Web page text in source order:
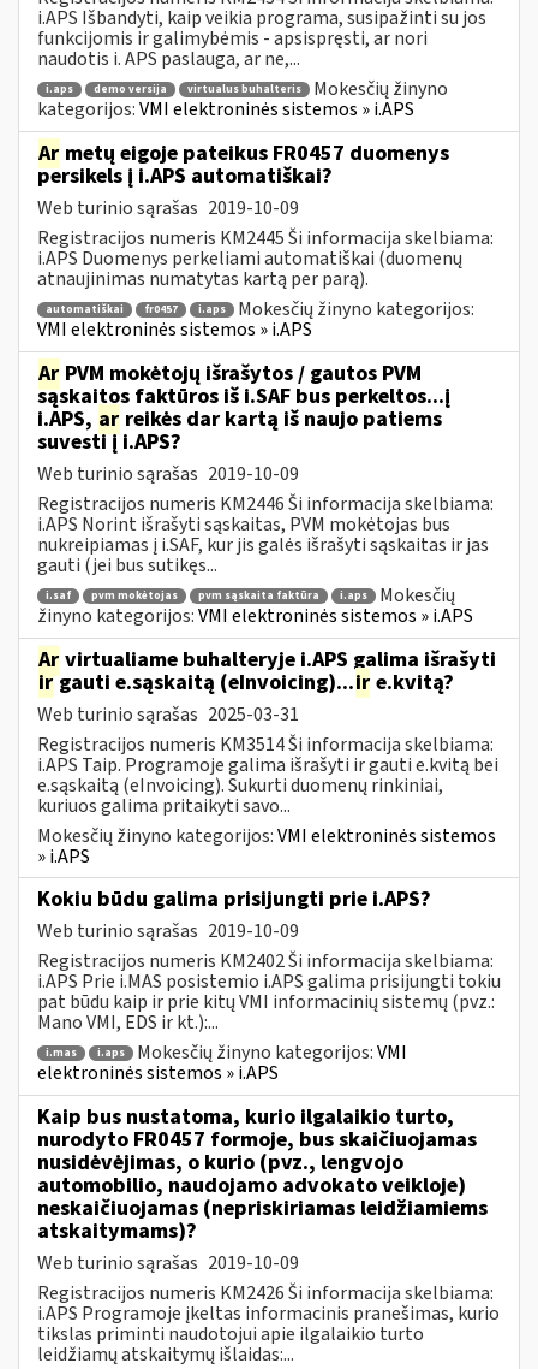
i.APS Išbandyti, kaip veikia programa, susipažinti su jos
funkcijomis ir galimybėmis - apsispręsti, ar nori
naudotis i. APS paslauga, ar ne,...
i.aps demo versija virtualus buhalteris
Mokesčių žinyno
kategorijos:VMI elektroninės sistemos » i.APS
Ar metų eigoje pateikus FR0457 duomenys
persikels į i.APS automatiškai?
Web turinio sąrašas 2019-10-09
Registracijos numeris KM2445 Ši informacija skelbiama:
i.APS Duomenys perkeliami automatiškai (duomenų
atnaujinimas numatytas kartą per parą).
automatiškai fr0457 i.aps
Mokesčių žinyno kategorijos:
VMI elektroninės sistemos » i.APS
Ar PVM mokėtojų išrašytos / gautos PVM
sąskaitos faktūros iš i.SAF bus perkeltos...į
i.APS, ar reikės dar kartą iš naujo patiems
suvesti į i.APS?
Web turinio sąrašas 2019-10-09
Registracijos numeris KM2446 Ši informacija skelbiama:
i.APS Norint išrašyti sąskaitas, PVM mokėtojas bus
nukreipiamas į i.SAF, kur jis galės išrašyti sąskaitas ir jas
gauti (jei bus sutikęs...
i.saf pvm mokėtojas pvm sąskaita faktūra i.aps
Mokesčių
žinyno kategorijos:VMI elektroninės sistemos » i.APS
Ar virtualiame buhalteryje i.APS galima išrašyti
irgauti e.sąskaitą (eInvoicing)...ir e.kvitą?
Web turinio sąrašas 2025-03-31
Registracijos numeris KM3514 Ši informacija skelbiama:
i.APS Taip. Programoje galima išrašyti ir gauti e.kvitą bei
e.sąskaitą (eInvoicing). Sukurti duomenų rinkiniai,
kuriuos galima pritaikyti savo...
Mokesčių žinyno kategorijos:VMI elektroninės sistemos
» i.APS
Kokiu būdu galima prisijungti prie i.APS?
Web turinio sąrašas 2019-10-09
Registracijos numeris KM2402 Ši informacija skelbiama:
i.APS Prie i.MAS posistemio i.APS galima prisijungti tokiu
pat būdu kaip ir prie kitų VMI informacinių sistemų (pvz.:
Mano VMI, EDS ir kt.):...
i.mas i.aps Mokesčių žinyno kategorijos:VMI
elektroninės sistemos » i.APS
Kaip bus nustatoma, kurio ilgalaikio turto,
nurodyto FR0457 formoje, bus skaičiuojamas
nusidėvėjimas, o kurio (pvz., lengvojo
automobilio, naudojamo advokato veikloje)
neskaičiuojamas (nepriskiriamas leidžiamiems
atskaitymams)?
Web turinio sąrašas 2019-10-09
Registracijos numeris KM2426 Ši informacija skelbiama:
i.APS Programoje įkeltas informacinis pranešimas, kurio
tikslas priminti naudotojui apie ilgalaikio turto
leidžiamų atskaitymų išlaidas:...